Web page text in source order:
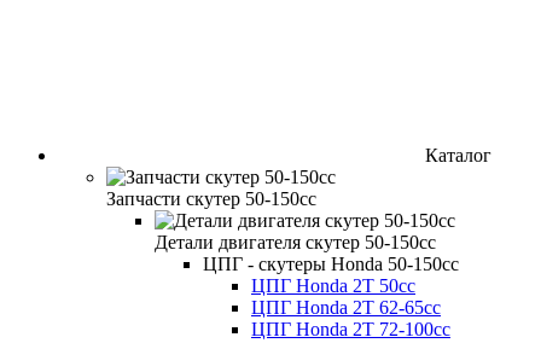
Каталог
Запчасти скутер 50-150cc
Детали двигателя скутер 50-150cc
ЦПГ - скутеры Honda 50-150cc
ЦПГ Honda 2Т 50cc
ЦПГ Honda 2Т 62-65cc
ЦПГ Honda 2Т 72-100cc